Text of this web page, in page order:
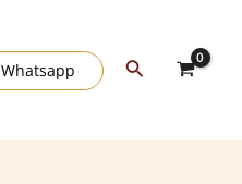
Whatsapp Buscar